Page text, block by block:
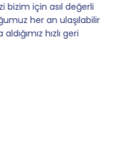
için asıl değerli
her an ulaşılabilir
hızlı geri